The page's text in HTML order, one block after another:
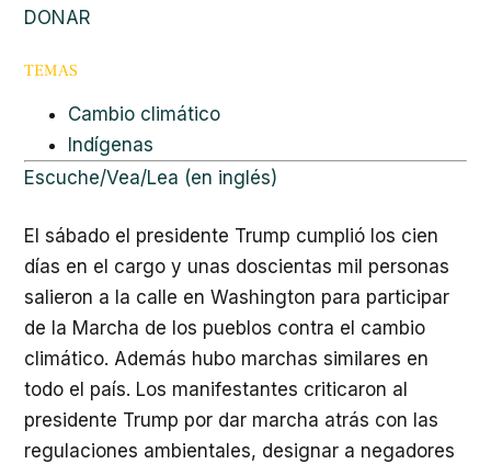
DONAR
TEMAS
Cambio climático
Indígenas
Escuche/Vea/Lea (en inglés)
El sábado el presidente Trump cumplió los cien
días en el cargo y unas doscientas mil personas
salieron a la calle en Washington para participar
de la Marcha de los pueblos contra el cambio
climático. Además hubo marchas similares en
todo el país. Los manifestantes criticaron al
presidente Trump por dar marcha atrás con las
regulaciones ambientales, designar a negadores